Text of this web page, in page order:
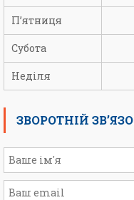
П’ятниця
Субота
Неділя
ЗВОРОТНІЙ